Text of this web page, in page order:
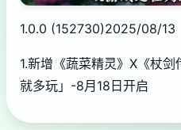
1.0.0 (152730)2025/08/13
1.新增《蔬菜精灵》X《杖
就多玩」-8月18日开启